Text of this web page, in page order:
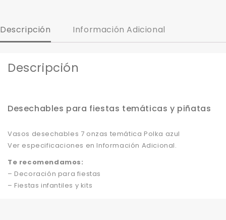
Descripción Información Adicional
Descripción
Desechables para fiestas temáticas y piñatas
Vasos desechables 7 onzas temática Polka azul
Ver especificaciones en Información Adicional.
Te recomendamos:
– Decoración para fiestas
– Fiestas infantiles y kits